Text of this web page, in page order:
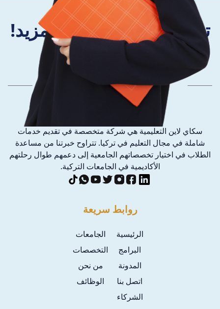
تواصل معنا واكتشف المزيد!
سكاي لاين التعليمية هي شركة متخصصة في تقديم خدمات
شاملة في مجال التعليم في تركيا. تتراوح خبرتنا من مساعدة
الطلاب في اختيار تخصصاتهم الجامعية إلى دعمهم طوال رحلتهم
الأكاديمية في الجامعات التركية.
روابط سريعة
الرئيسية
الجامعات
البرامج
التخصصات
المدونة
من نحن
اتصل بنا
الوظائف
الشركاء